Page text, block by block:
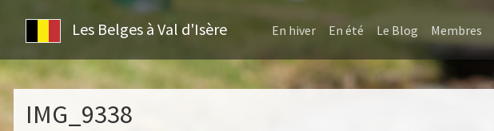
Les Belges à Val d'Isère En hiver En été Le Blog Membres
IMG_9338